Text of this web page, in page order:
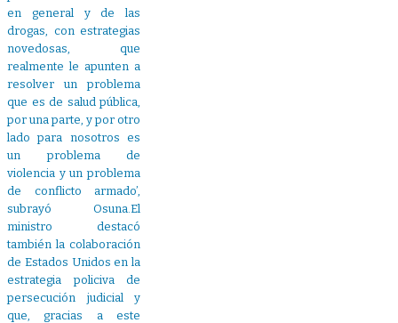
en general y de las
drogas, con estrategias
novedosas, que
realmente le apunten a
resolver un problema
que es de salud pública,
por una parte, y por otro
lado para nosotros es
un problema de
violencia y un problema
de conflicto armado’,
subrayó Osuna.El
ministro destacó
también la colaboración
de Estados Unidos en la
estrategia policiva de
persecución judicial y
que, gracias a este